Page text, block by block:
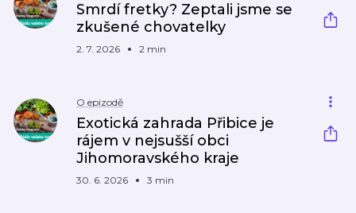
Smrdí fretky? Zeptali jsme se
zkušené chovatelky
2. 7. 2026 2 min
O epizodě
Exotická zahrada Přibice je
rájem v nejsušší obci
Jihomoravského kraje
30. 6. 2026 3 min